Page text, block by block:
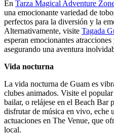
En Tarza Magical Adventure
una emocionante variedad de
perfectos para la diversión y la
Alternativamente, visite Tagada
esperan emocionantes
asegurando una aventura
Vida nocturna
La vida nocturna de Guam es
clubes animados. Visite el
bailar, o relájese en el Beach Bar
disfrutar de música en vivo, eche
actuaciones en The Venue, que
local.